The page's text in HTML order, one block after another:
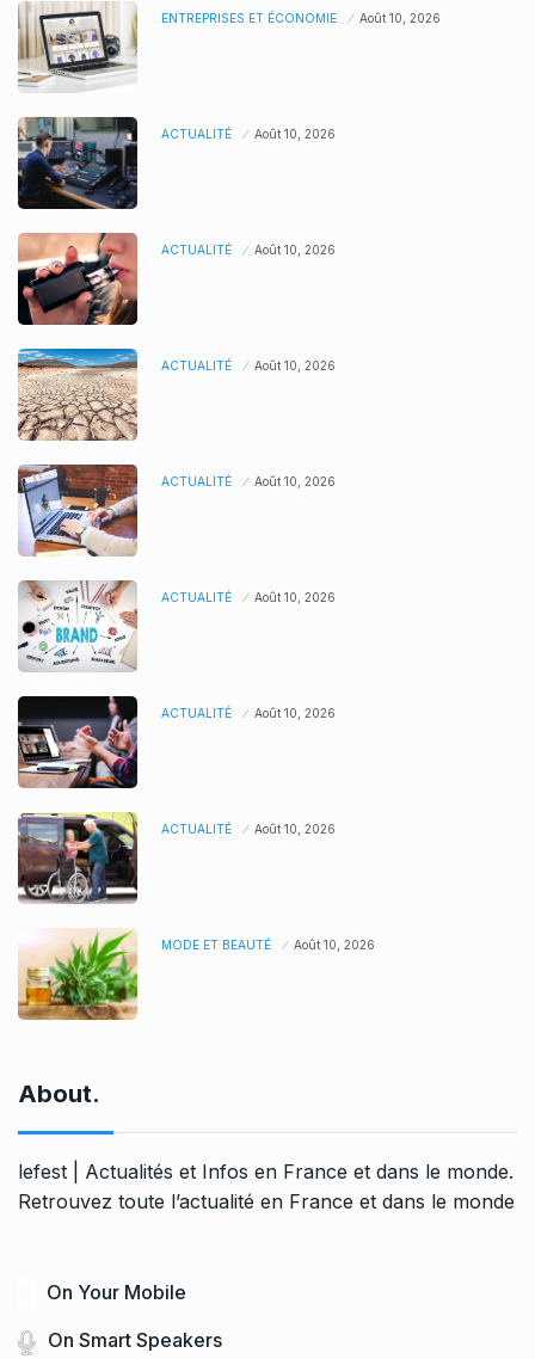
ENTREPRISES ET ÉCONOMIE Août 10, 2026
ACTUALITÉ Août 10, 2026
ACTUALITÉ Août 10, 2026
ACTUALITÉ Août 10, 2026
ACTUALITÉ Août 10, 2026
ACTUALITÉ Août 10, 2026
ACTUALITÉ Août 10, 2026
ACTUALITÉ Août 10, 2026
MODE ET BEAUTÉ Août 10, 2026
About.
lefest | Actualités et Infos en France et dans le monde.
Retrouvez toute l’actualité en France et dans le monde
On Your Mobile
On Smart Speakers